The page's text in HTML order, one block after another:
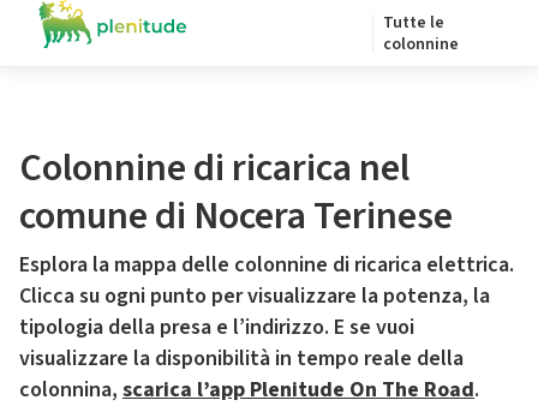
Tutte le
colonnine
Colonnine di ricarica nel
comune di Nocera Terinese
Esplora la mappa delle colonnine di ricarica elettrica.
Clicca su ogni punto per visualizzare la potenza, la
tipologia della presa e l’indirizzo. E se vuoi
visualizzare la disponibilità in tempo reale della
colonnina, scarica l’app Plenitude On The Road.